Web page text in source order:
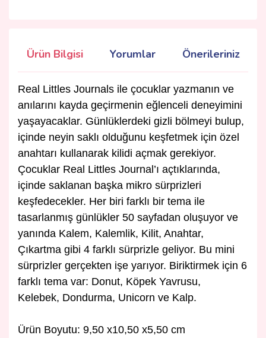
Ürün Bilgisi Yorumlar Önerileriniz
Real Littles Journals ile çocuklar yazmanın ve
anılarını kayda geçirmenin eğlenceli deneyimini
yaşayacaklar. Günlüklerdeki gizli bölmeyi bulup,
içinde neyin saklı olduğunu keşfetmek için özel
anahtarı kullanarak kilidi açmak gerekiyor.
Çocuklar Real Littles Journal’ı açtıklarında,
içinde saklanan başka mikro sürprizleri
keşfedecekler. Her biri farklı bir tema ile
tasarlanmış günlükler 50 sayfadan oluşuyor ve
yanında Kalem, Kalemlik, Kilit, Anahtar,
Çıkartma gibi 4 farklı sürprizle geliyor. Bu mini
sürprizler gerçekten işe yarıyor. Biriktirmek için 6
farklı tema var: Donut, Köpek Yavrusu,
Kelebek, Dondurma, Unicorn ve Kalp.
Ürün Boyutu: 9,50 x10,50 x5,50 cm